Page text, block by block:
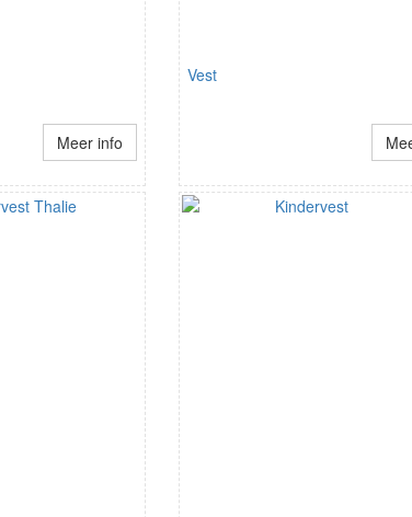
Meer info
Vest